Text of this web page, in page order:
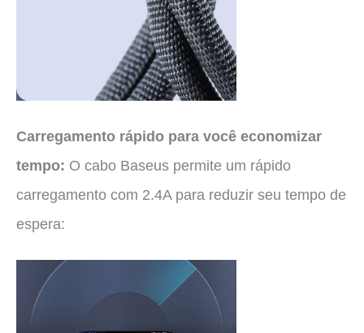
Carregamento rápido para você economizar
tempo: O cabo Baseus permite um rápido
carregamento com 2.4A para reduzir seu tempo de
espera: